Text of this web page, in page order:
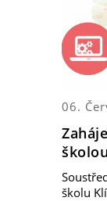
06.
školu